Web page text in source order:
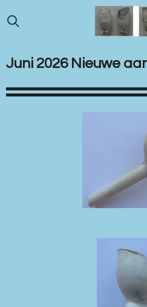
Ga
direct
de
hoofdinhoud
Juni 2026 Nieuwe